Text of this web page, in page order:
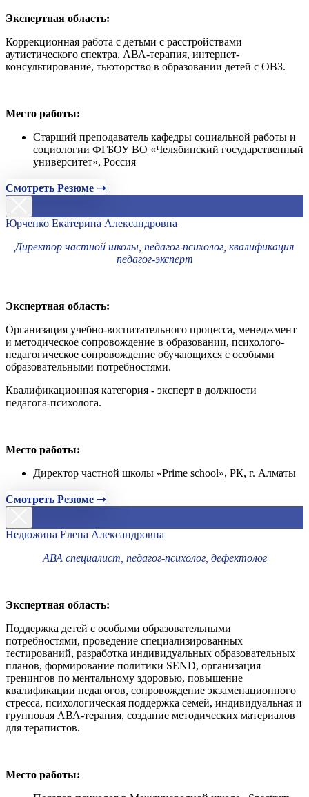
Экспертная область:
Коррекционная работа с детьми с расстройствами
аутистического спектра, АВА-терапия, интернет-
консультирование, тьюторство в образовании детей с ОВЗ.
Место работы:
Старший преподаватель кафедры социальной работы и
социологии ФГБОУ ВО «Челябинский государственный
университет», Россия
Смотреть Резюме ➝
Юрченко Екатерина Александровна
Директор частной школы, педагог-психолог, квалификация
педагог-эксперт
Экспертная область:
Организация учебно-воспитательного процесса, менеджмент
и методическое сопровождение в образовании, психолого-
педагогическое сопровождение обучающихся с особыми
образовательными потребностями.
Квалификационная категория - эксперт в должности
педагога-психолога.
Место работы:
Директор частной школы «Prime school», РК, г. Алматы
Смотреть Резюме ➝
Недюжина Елена Александровна
АВА специалист, педагог-психолог, дефектолог
Экспертная область:
Поддержка детей с особыми образовательными
потребностями, проведение специализированных
тестирований, разработка индивидуальных образовательных
планов, формирование политики SEND, организация
тренингов по ментальному здоровью, повышение
квалификации педагогов, сопровождение экзаменационного
стресса, психологическая поддержка семей, индивидуальная и
групповая АВА-терапия, создание методических материалов
для терапистов.
Место работы: